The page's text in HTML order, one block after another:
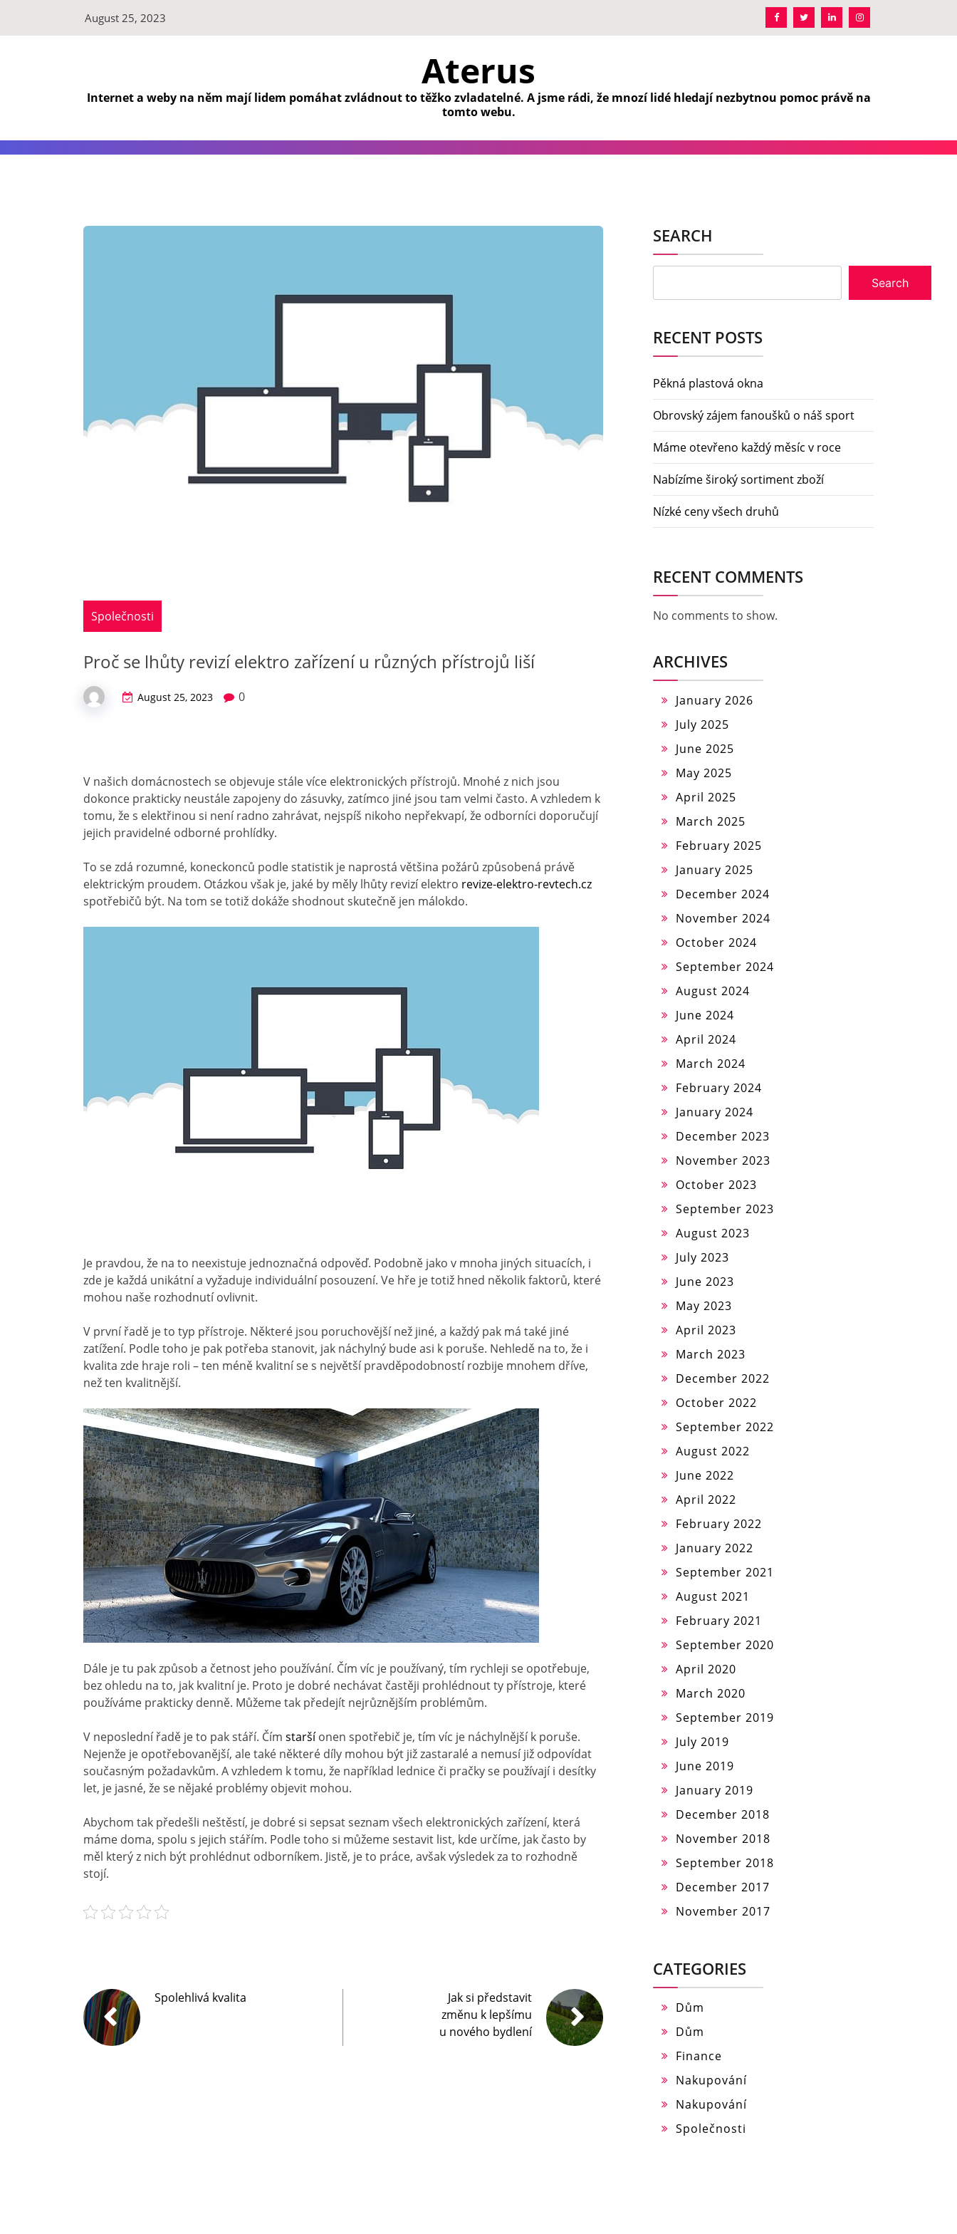
August 25, 2023
Aterus
Internet a weby na něm mají lidem pomáhat zvládnout to těžko zvladatelné. A jsme rádi, že mnozí lidé hledají nezbytnou pomoc právě na
tomto webu.
Společnosti
Proč se lhůty revizí elektro zařízení u různých přístrojů liší
August 25, 2023 0
V našich domácnostech se objevuje stále více elektronických přístrojů. Mnohé z nich jsou
dokonce prakticky neustále zapojeny do zásuvky, zatímco jiné jsou tam velmi často. A vzhledem k
tomu, že s elektřinou si není radno zahrávat, nejspíš nikoho nepřekvapí, že odborníci doporučují
jejich pravidelné odborné prohlídky.
To se zdá rozumné, koneckonců podle statistik je naprostá většina požárů způsobená právě
elektrickým proudem. Otázkou však je, jaké by měly lhůty revizí elektro revize-elektro-revtech.cz
spotřebičů být. Na tom se totiž dokáže shodnout skutečně jen málokdo.
Je pravdou, že na to neexistuje jednoznačná odpověď. Podobně jako v mnoha jiných situacích, i
zde je každá unikátní a vyžaduje individuální posouzení. Ve hře je totiž hned několik faktorů, které
mohou naše rozhodnutí ovlivnit.
V první řadě je to typ přístroje. Některé jsou poruchovější než jiné, a každý pak má také jiné
zatížení. Podle toho je pak potřeba stanovit, jak náchylný bude asi k poruše. Nehledě na to, že i
kvalita zde hraje roli – ten méně kvalitní se s největší pravděpodobností rozbije mnohem dříve,
než ten kvalitnější.
Dále je tu pak způsob a četnost jeho používání. Čím víc je používaný, tím rychleji se opotřebuje,
bez ohledu na to, jak kvalitní je. Proto je dobré nechávat častěji prohlédnout ty přístroje, které
používáme prakticky denně. Můžeme tak předejít nejrůznějším problémům.
V neposlední řadě je to pak stáří. Čím staršíonen spotřebič je, tím víc je náchylnější k poruše.
Nejenže je opotřebovanější, ale také některé díly mohou být již zastaralé a nemusí již odpovídat
současným požadavkům. A vzhledem k tomu, že například lednice či pračky se používají i desítky
let, je jasné, že se nějaké problémy objevit mohou.
Abychom tak předešli neštěstí, je dobré si sepsat seznam všech elektronických zařízení, která
máme doma, spolu s jejich stářím. Podle toho si můžeme sestavit list, kde určíme, jak často by
měl který z nich být prohlédnut odborníkem. Jistě, je to práce, avšak výsledek za to rozhodně
stojí.
Spolehlivá kvalita
Jak si představit
změnu k lepšímu
u nového bydlení
SEARCH
Search
RECENT POSTS
Pěkná plastová okna
Obrovský zájem fanoušků o náš sport
Máme otevřeno každý měsíc v roce
Nabízíme široký sortiment zboží
Nízké ceny všech druhů
RECENT COMMENTS
No comments to show.
ARCHIVES
January 2026
July 2025
June 2025
May 2025
April 2025
March 2025
February 2025
January 2025
December 2024
November 2024
October 2024
September 2024
August 2024
June 2024
April 2024
March 2024
February 2024
January 2024
December 2023
November 2023
October 2023
September 2023
August 2023
July 2023
June 2023
May 2023
April 2023
March 2023
December 2022
October 2022
September 2022
August 2022
June 2022
April 2022
February 2022
January 2022
September 2021
August 2021
February 2021
September 2020
April 2020
March 2020
September 2019
July 2019
June 2019
January 2019
December 2018
November 2018
September 2018
December 2017
November 2017
CATEGORIES
Dům
Dům
Finance
Nakupování
Nakupování
Společnosti